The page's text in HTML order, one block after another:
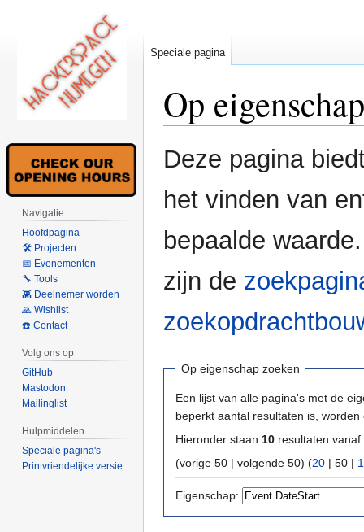
Op
Naar
navigatie
Naar
zoeken
Deze pagina
het vinden van
bepaalde
zijn de
Op eigenschap zoeken
Een lijst van alle pagina's met de
beperkt aantal resultaten is,
Hieronder staan 10 resultaten vanaf
(vorige 50 | volgende 50) (20 | 50 |
Eigenschap:
Speciale pagina
Navigatie
Hoofdpagina
🛠 Projecten
📅 Evenementen
🔧 Tools
👾 Deelnemer worden
🙏 Wishlist
☎️ Contact
Volg ons op
GitHub
Mastodon
Mailinglist
Hulpmiddelen
Speciale pagina's
Printvriendelijke versie